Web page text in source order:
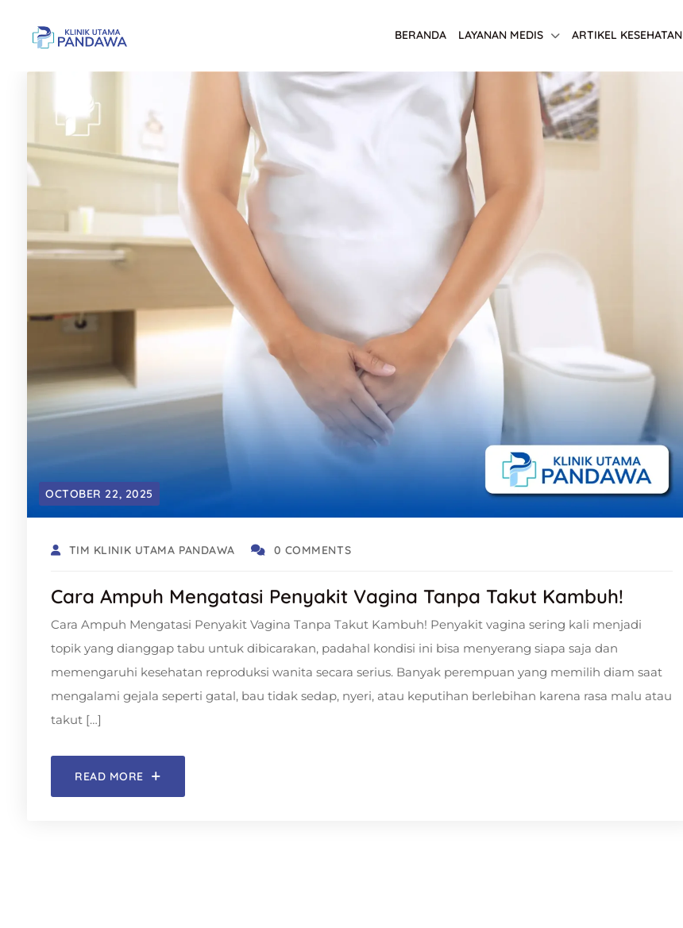
BERANDA LAYANAN MEDIS ARTIKEL KESEHATAN
OCTOBER 22, 2025
TIM KLINIK UTAMA PANDAWA 0 COMMENTS
Cara Ampuh Mengatasi Penyakit Vagina Tanpa Takut Kambuh!
Cara Ampuh Mengatasi Penyakit Vagina Tanpa Takut Kambuh! Penyakit vagina sering kali menjadi
topik yang dianggap tabu untuk dibicarakan, padahal kondisi ini bisa menyerang siapa saja dan
memengaruhi kesehatan reproduksi wanita secara serius. Banyak perempuan yang memilih diam saat
mengalami gejala seperti gatal, bau tidak sedap, nyeri, atau keputihan berlebihan karena rasa malu atau
takut […]
READ MORE